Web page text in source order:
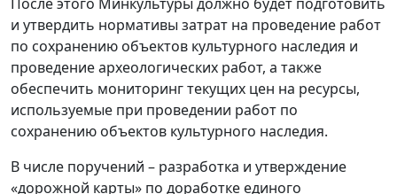
и утвердить нормативы затрат на проведение работ
по сохранению объектов культурного наследия и
проведение археологических работ, а также
обеспечить мониторинг текущих цен на ресурсы,
используемые при проведении работ по
сохранению объектов культурного наследия.
В числе поручений – разработка и утверждение
«дорожной карты» по доработке единого